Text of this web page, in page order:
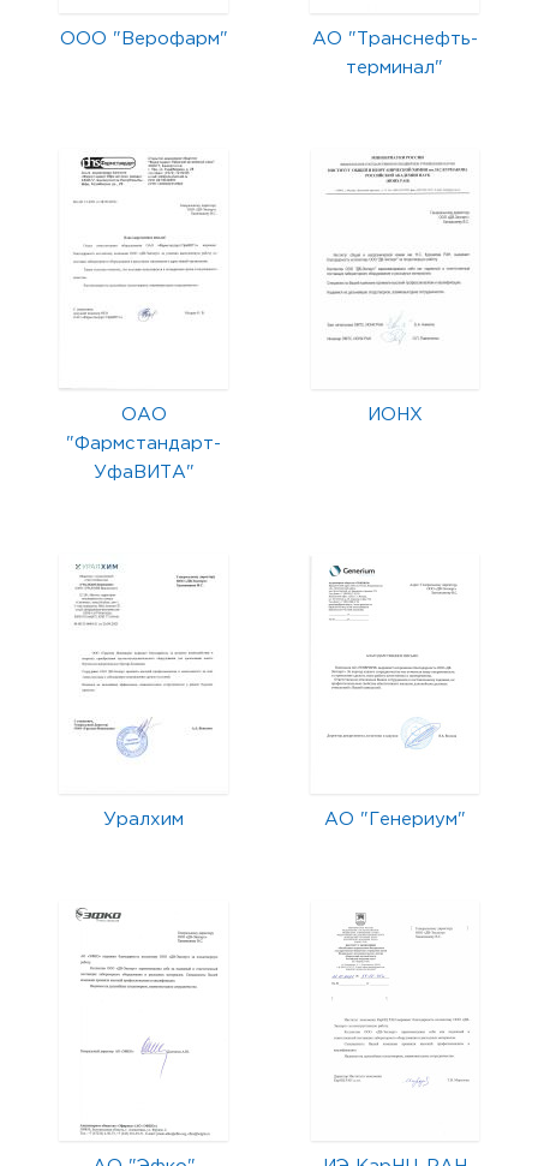
ООО "Верофарм"
АО "Транснефть-
терминал"
ОАО
"Фармстандарт-
УфаВИТА"
ИОНХ
Уралхим АО "Генериум"